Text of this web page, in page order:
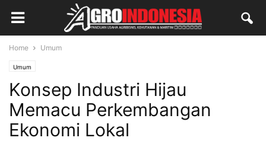
Home Umum
Umum
Konsep Industri Hijau
Memacu Perkembangan
Ekonomi Lokal